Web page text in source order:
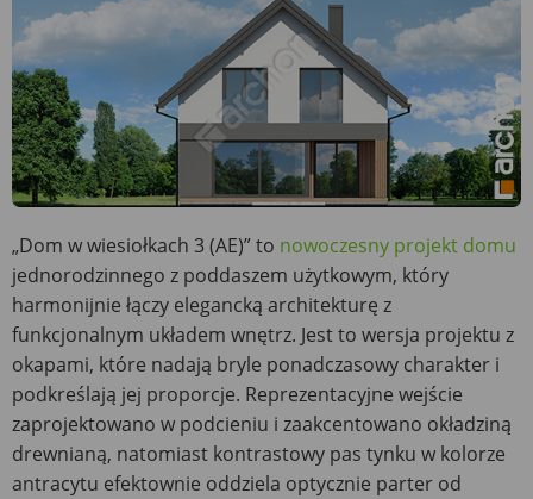
„Dom w wiesiołkach 3 (AE)” to nowoczesny projekt domu
jednorodzinnego z poddaszem użytkowym, który
harmonijnie łączy elegancką architekturę z
funkcjonalnym układem wnętrz. Jest to wersja projektu z
okapami, które nadają bryle ponadczasowy charakter i
podkreślają jej proporcje. Reprezentacyjne wejście
zaprojektowano w podcieniu i zaakcentowano okładziną
drewnianą, natomiast kontrastowy pas tynku w kolorze
antracytu efektownie oddziela optycznie parter od